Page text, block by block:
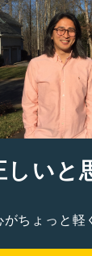
しいと
がちょっと軽